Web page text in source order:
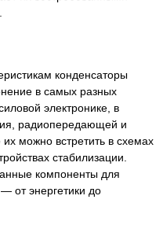
конденсаторы
в самых разных
электронике, в
радиопередающей и
можно встретить в схемах
стабилизации.
компоненты для
от энергетики до